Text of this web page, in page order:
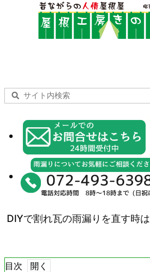
DIYで割れ瓦の雨漏りを直す時は
目次